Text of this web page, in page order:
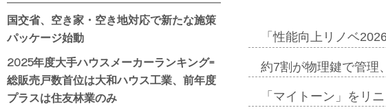
「性能向上リノベ
約7割が物理鍵で管理
「マイトーン」をリ
国交省、空き家・空き地対応で新たな施策
パッケージ始動
2025年度大手ハウスメーカーランキング=
総販売戸数首位は大和ハウス工業、前年度
プラスは住友林業のみ